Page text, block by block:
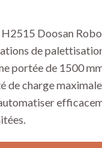
Doosan
de
portée de 1500
de charge